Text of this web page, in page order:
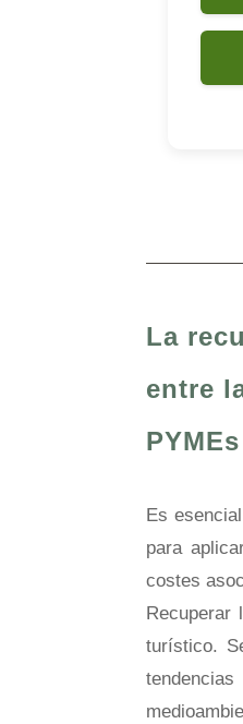
La
entre
Es
para
costes
turístico.